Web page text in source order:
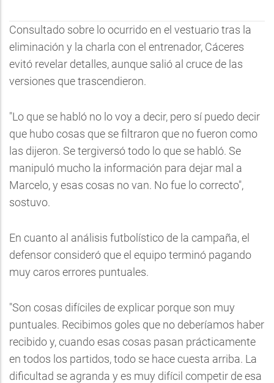
Consultado sobre lo ocurrido en el vestuario tras la
eliminación y la charla con el entrenador, Cáceres
evitó revelar detalles, aunque salió al cruce de las
versiones que trascendieron.
"Lo que se habló no lo voy a decir, pero sí puedo decir
que hubo cosas que se filtraron que no fueron como
las dijeron. Se tergiversó todo lo que se habló. Se
manipuló mucho la información para dejar mal a
Marcelo, y esas cosas no van. No fue lo correcto",
sostuvo.
En cuanto al análisis futbolístico de la campaña, el
defensor consideró que el equipo terminó pagando
muy caros errores puntuales.
"Son cosas difíciles de explicar porque son muy
puntuales. Recibimos goles que no deberíamos haber
recibido y, cuando esas cosas pasan prácticamente
en todos los partidos, todo se hace cuesta arriba. La
dificultad se agranda y es muy difícil competir de esa